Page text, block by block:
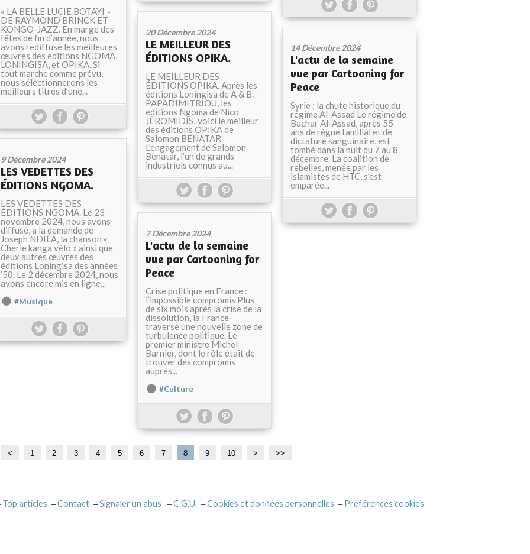
« LA BELLE LUCIE BOTAYI »
DE RAYMOND BRINCK ET
KONGO-JAZZ. En marge des
fêtes de fin d’année, nous
avons rediffusé les meilleures
œuvres des éditions NGOMA,
LONINGISA, et OPIKA. Si
tout marche comme prévu,
nous sélectionnerons les
meilleurs titres d’une...
20 Décembre 2024
LE MEILLEUR DES
ÉDITIONS OPIKA.
LE MEILLEUR DES
ÉDITIONS OPIKA. Après les
éditions Loningisa de A & B.
PAPADIMITRIOU, les
éditions Ngoma de Nico
JÉROMIDIS, Voici le meilleur
des éditions OPIKA de
Salomon BENATAR.
L’engagement de Salomon
Benatar, l’un de grands
industriels connus au...
14 Décembre 2024
L'actu de la semaine
vue par Cartooning for
Peace
Syrie : la chute historique du
régime Al-Assad Le régime de
Bachar Al-Assad, après 55
ans de règne familial et de
dictature sanguinaire, est
tombé dans la nuit du 7 au 8
décembre. La coalition de
rebelles, menée par les
islamistes de HTC, s’est
emparée...
9 Décembre 2024
LES VEDETTES DES
ÉDITIONS NGOMA.
LES VEDETTES DES
ÉDITIONS NGOMA. Le 23
novembre 2024, nous avons
diffusé, à la demande de
Joseph NDILA, la chanson «
Chérie kanga vélo » ainsi que
deux autres œuvres des
éditions Loningisa des années
’50. Le 2 décembre 2024, nous
avons encore mis en ligne...
#Musique
7 Décembre 2024
L'actu de la semaine
vue par Cartooning for
Peace
Crise politique en France :
l’impossible compromis Plus
de six mois après la crise de la
dissolution, la France
traverse une nouvelle zone de
turbulence politique. Le
premier ministre Michel
Barnier, dont le rôle était de
trouver des compromis
auprès...
#Culture
< 1 2 3 4 5 6 7 8 9 10
2
3
4
5
6
7
8
9
1
2
> >>
Top articles Contact Signaler un abus C.G.U. Cookies et données personnelles Préférences cookies